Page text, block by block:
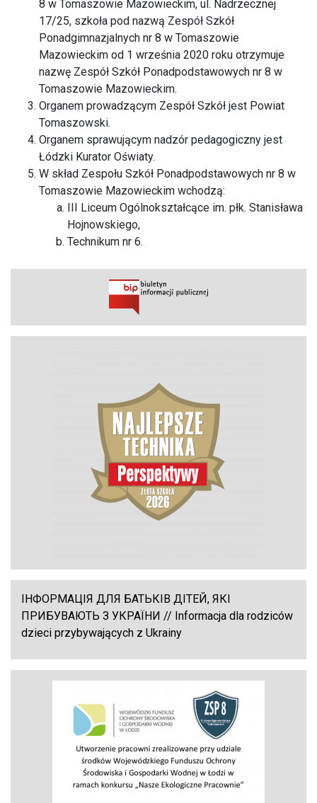
8 w Tomaszowie Mazowieckim, ul. Nadrzecznej
17/25, szkoła pod nazwą Zespół Szkół
Ponadgimnazjalnych nr 8 w Tomaszowie
Mazowieckim od 1 września 2020 roku otrzymuje
nazwę Zespół Szkół Ponadpodstawowych nr 8 w
Tomaszowie Mazowieckim.
Organem prowadzącym Zespół Szkół jest Powiat
Tomaszowski.
Organem sprawującym nadzór pedagogiczny jest
Łódzki Kurator Oświaty.
W skład Zespołu Szkół Ponadpodstawowych nr 8 w
Tomaszowie Mazowieckim wchodzą:
III Liceum Ogólnokształcące im. płk. Stanisława
Hojnowskiego,
Technikum nr 6.
ІНФОРМАЦІЯ ДЛЯ БАТЬКІВ ДІТЕЙ, ЯКІ
ПРИБУВАЮТЬ З УКРАЇНИ // Informacja dla rodziców
dzieci przybywających z Ukrainy